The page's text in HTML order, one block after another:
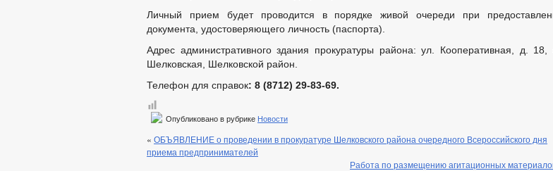
Личный прием будет проводится в порядке живой очереди при
документа, удостоверяющего личность (паспорта).
Адрес административного здания прокуратуры района: ул. Кооперативная, д. 18,
Шелковская, Шелковской район.
Телефон для справок: 8 (8712) 29-83-69.
Опубликовано в рубрике Новости
« ОБЪЯВЛЕНИЕ о проведении в прокуратуре Шелковского района очередного Всероссийского дня
приема предпринимателей
Работа по размещению агитационных